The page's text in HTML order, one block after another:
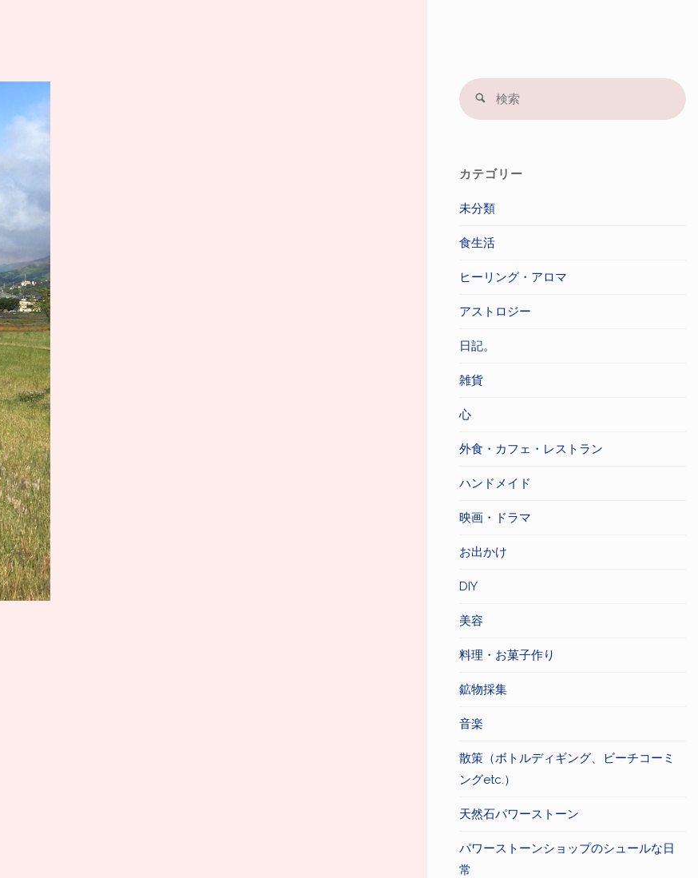
検
カテゴリー
未分類
食生活
ヒーリング・アロマ
アストロジー
日記。
雑貨
心
外食・カフェ・レストラン
ハンドメイド
映画・ドラマ
お出かけ
DIY
美容
料理・お菓子作り
鉱物採集
音楽
散策（ボトルディギング、ビーチコーミ
ングetc.）
天然石パワーストーン
パワーストーンショップのシュールな日
常